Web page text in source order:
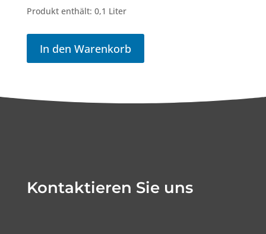
Produkt enthält: 0,1 Liter
In den Warenkorb
Kontaktieren Sie uns